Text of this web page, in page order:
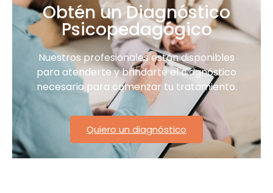
Obtén un Diagnóstico
Psicopedagógico
Nuestros profesionales están disponibles
para atenderte y brindarte el diagnóstico
necesario para comenzar tu tratamiento.
Quiero un diagnóstico